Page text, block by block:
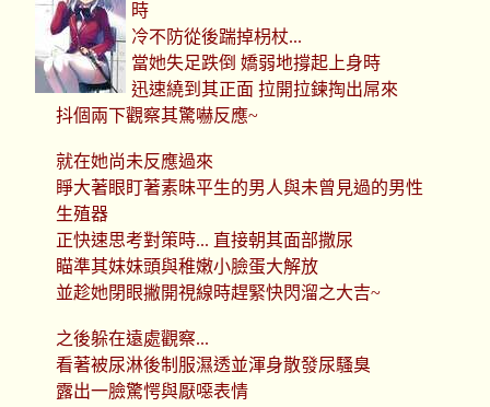
時
冷不防從後踹掉枴杖...
當她失足跌倒 嬌弱地撐起上身時
迅速繞到其正面 拉開拉鍊掏出屌來
抖個兩下觀察其驚嚇反應~
就在她尚未反應過來
睜大著眼盯著素昧平生的男人與未曾見過的男性
生殖器
正快速思考對策時... 直接朝其面部撒尿
瞄準其妹妹頭與稚嫩小臉蛋大解放
並趁她閉眼撇開視線時趕緊快閃溜之大吉~
之後躲在遠處觀察...
看著被尿淋後制服濕透並渾身散發尿騷臭
露出一臉驚愕與厭噁表情